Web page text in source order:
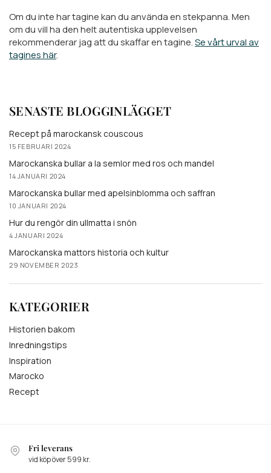
Om du inte har tagine kan du använda en stekpanna. Men
om du vill ha den helt autentiska upplevelsen
rekommenderar jag att du skaffar en tagine.Se vårt urval av
tagines här.
SENASTE BLOGGINLÄGGET
Recept på marockansk couscous
15 FEBRUARI 2024
Marockanska bullar a la semlor med ros och mandel
14 JANUARI 2024
Marockanska bullar med apelsinblomma och saffran
10 JANUARI 2024
Hur du rengör din ullmatta i snön
4 JANUARI 2024
Marockanska mattors historia och kultur
29 NOVEMBER 2023
KATEGORIER
Historien bakom
Inredningstips
Inspiration
Marocko
Recept
Fri leverans
vid köp över 599 kr.